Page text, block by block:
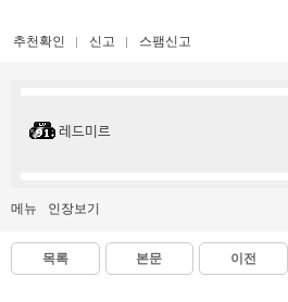
추천확인 신고 스팸신고
레드미르
메뉴 인장보기
목록 본문 이전